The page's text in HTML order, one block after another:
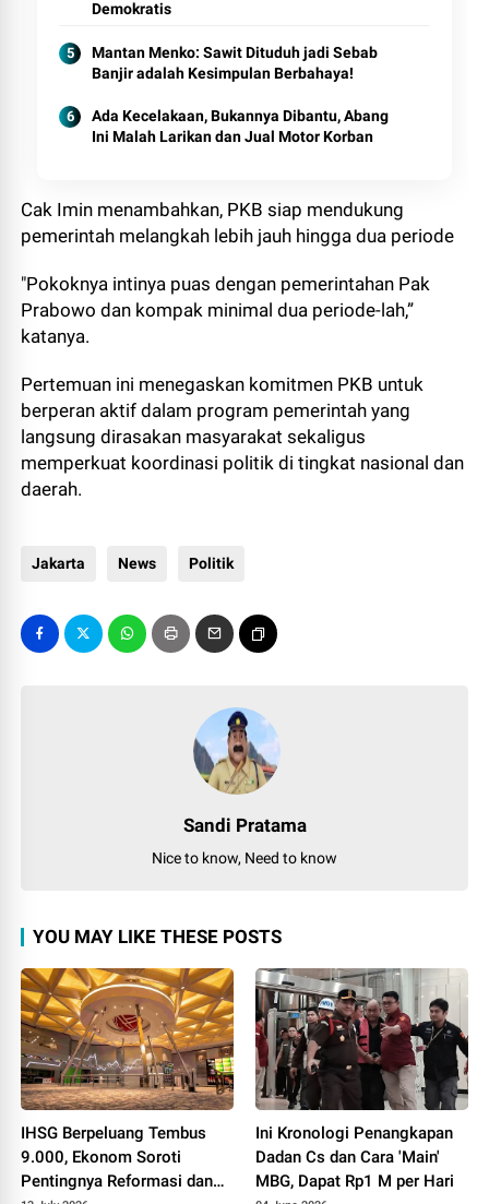
Demokratis
Mantan Menko: Sawit Dituduh jadi Sebab
Banjir adalah Kesimpulan Berbahaya!
Ada Kecelakaan, Bukannya Dibantu, Abang
Ini Malah Larikan dan Jual Motor Korban
Cak Imin menambahkan, PKB siap mendukung
pemerintah melangkah lebih jauh hingga dua periode
"Pokoknya intinya puas dengan pemerintahan Pak
Prabowo dan kompak minimal dua periode-lah,”
katanya.
Pertemuan ini menegaskan komitmen PKB untuk
berperan aktif dalam program pemerintah yang
langsung dirasakan masyarakat sekaligus
memperkuat koordinasi politik di tingkat nasional dan
daerah.
Jakarta News Politik
Sandi Pratama
Nice to know, Need to know
YOU MAY LIKE THESE POSTS
IHSG Berpeluang Tembus
9.000, Ekonom Soroti
Pentingnya Reformasi dan
Ini Kronologi Penangkapan
Dadan Cs dan Cara 'Main'
MBG, Dapat Rp1 M per Hari